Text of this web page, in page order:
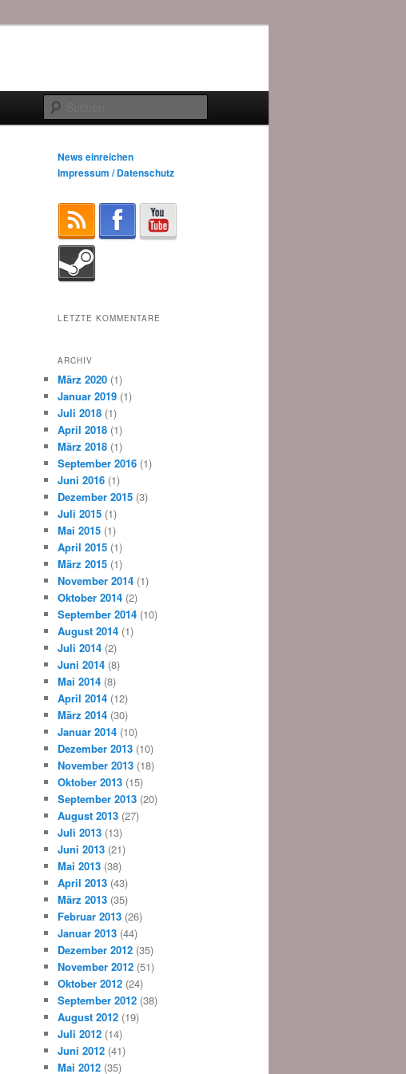
News einreichen
Impressum / Datenschutz
LETZTE KOMMENTARE
ARCHIV
März 2020 (1)
Januar 2019 (1)
Juli 2018 (1)
April 2018 (1)
März 2018 (1)
September 2016 (1)
Juni 2016 (1)
Dezember 2015 (3)
Juli 2015 (1)
Mai 2015 (1)
April 2015 (1)
März 2015 (1)
November 2014 (1)
Oktober 2014 (2)
September 2014 (10)
August 2014 (1)
Juli 2014 (2)
Juni 2014 (8)
Mai 2014 (8)
April 2014 (12)
März 2014 (30)
Januar 2014 (10)
Dezember 2013 (10)
November 2013 (18)
Oktober 2013 (15)
September 2013 (20)
August 2013 (27)
Juli 2013 (13)
Juni 2013 (21)
Mai 2013 (38)
April 2013 (43)
März 2013 (35)
Februar 2013 (26)
Januar 2013 (44)
Dezember 2012 (35)
November 2012 (51)
Oktober 2012 (24)
September 2012 (38)
August 2012 (19)
Juli 2012 (14)
Juni 2012 (41)
Mai 2012 (35)